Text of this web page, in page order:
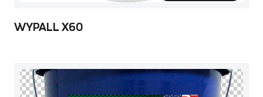
WYPALL X60